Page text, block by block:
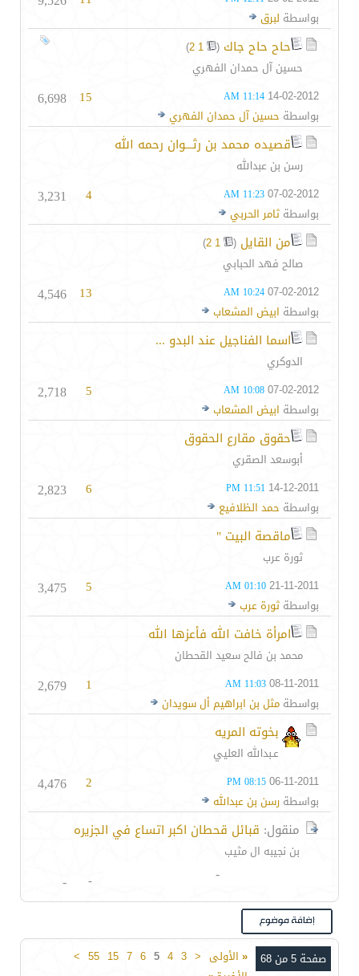
بواسطة لبرق
حاح حاح جاك (
1
2
)
حسين آل حمدان الفهري
14-02-2012
11:14 AM
بواسطة حسين آل حمدان الفهري
15
6,698
قصيده محمد بن رثـــوان رحمه الله
رسن بن عبدالله
07-02-2012
11:23 AM
بواسطة ثامر الحربي
4
3,231
من القايل (
1
2
)
صالح فهد الحبابي
07-02-2012
10:24 AM
بواسطة ابيض المشعاب
13
4,546
اسما الفناجيل عند البدو ...
الدوكري
07-02-2012
10:08 AM
بواسطة ابيض المشعاب
5
2,718
حقوق مقارع الحقوق
أبوسعد الصقري
14-12-2011
11:51 PM
بواسطة حمد الظلافيع
6
2,823
ماقصة البيت "
ثورة عرب
21-11-2011
01:10 AM
بواسطة ثورة عرب
5
3,475
امرأة خافت الله فأعزها الله
محمد بن فالح سعيد القحطان
08-11-2011
11:03 AM
بواسطة مثل بن ابراهيم أل سويدان
1
2,679
بخوته المريه
عـبدالله العليي
06-11-2011
08:15 PM
بواسطة رسن بن عبدالله
2
4,476
منقول: قبائل قحطان اكبر اتساع في الجزيره
بن نجيبه ال مثيب
-
-
-
صفحة 5 من 68 « الأولى <
3
4
5
6
7
15
55
>